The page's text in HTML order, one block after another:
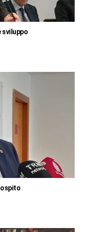
sviluppo